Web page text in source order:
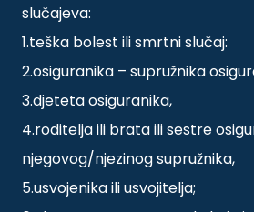
slučajeva:
1.teška bolest ili smrtni slučaj:
2.osiguranika – supružnika
3.djeteta osiguranika,
4.roditelja ili brata ili sestre
njegovog/njezinog supružnika,
5.usvojenika ili usvojitelja;